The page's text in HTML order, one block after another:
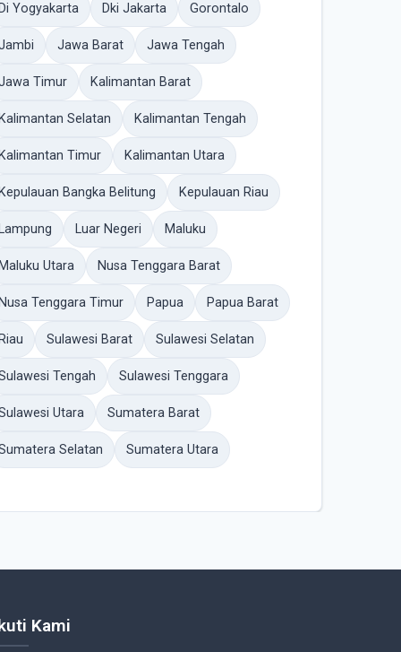
Yogyakarta Dki Jakarta Gorontalo
Jawa Barat Jawa Tengah
Timur Kalimantan Barat
Selatan Kalimantan Tengah
Timur Kalimantan Utara
Bangka Belitung Kepulauan Riau
Luar Negeri Maluku
Utara Nusa Tenggara Barat
Tenggara Timur Papua Papua Barat
Sulawesi Barat Sulawesi Selatan
Tengah Sulawesi Tenggara
Utara Sumatera Barat
Selatan Sumatera Utara
Kami